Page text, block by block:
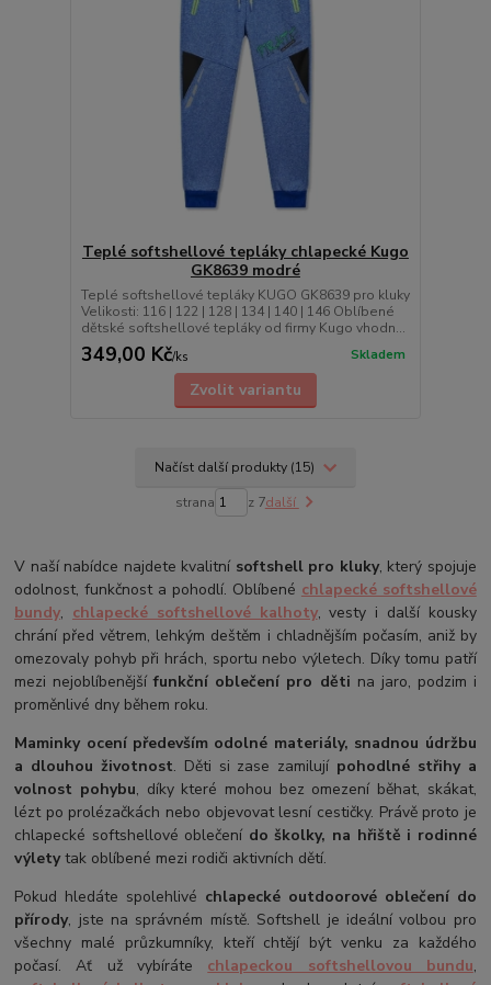
Teplé softshellové tepláky chlapecké Kugo
GK8639 modré
Teplé softshellové tepláky KUGO GK8639 pro kluky
Velikosti: 116 | 122 | 128 | 134 | 140 | 146 Oblíbené
dětské softshellové tepláky od firmy Kugo vhodn...
349,00 Kč/ks Skladem
Zvolit variantu
Načíst další produkty (15)
strana z 7další
V naší nabídce najdete kvalitní softshell pro kluky, který spojuje
odolnost, funkčnost a pohodlí. Oblíbené chlapecké softshellové
bundy, chlapecké softshellové kalhoty, vesty i další kousky
chrání před větrem, lehkým deštěm i chladnějším počasím, aniž by
omezovaly pohyb při hrách, sportu nebo výletech. Díky tomu patří
mezi nejoblíbenějšífunkční oblečení pro děti na jaro, podzim i
proměnlivé dny během roku.
Maminky ocení především odolné materiály, snadnou údržbu
a dlouhou životnost. Děti si zase zamilují pohodlné střihy a
volnost pohybu, díky které mohou bez omezení běhat, skákat,
lézt po prolézačkách nebo objevovat lesní cestičky. Právě proto je
chlapecké softshellové oblečení do školky, na hřiště i rodinné
výletytak oblíbené mezi rodiči aktivních dětí.
Pokud hledáte spolehlivé chlapecké outdoorové oblečení do
přírody, jste na správném místě. Softshell je ideální volbou pro
všechny malé průzkumníky, kteří chtějí být venku za každého
počasí. Ať už vybíráte chlapeckou softshellovou bundu,